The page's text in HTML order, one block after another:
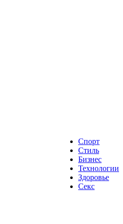
Спорт
Стиль
Бизнес
Технологии
Здоровье
Секс